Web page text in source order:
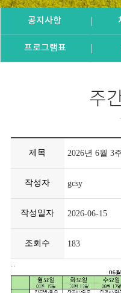
공지사항
프로그램표
주
제목 2026년 6월 3
작성자 gcsy
작성일자 2026-06-15
조회수 183
..